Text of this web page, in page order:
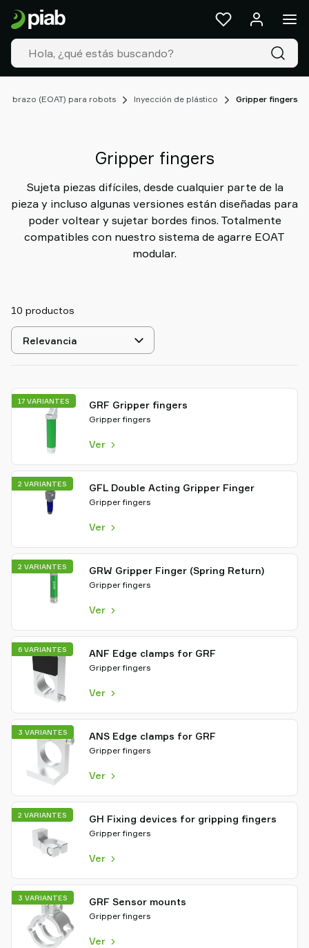
brazo (EOAT) para robots Inyección de plástico Gripper fingers
Gripper fingers
Sujeta piezas difíciles, desde cualquier parte de la
pieza y incluso algunas versiones están diseñadas para
poder voltear y sujetar bordes finos. Totalmente
compatibles con nuestro sistema de agarre EOAT
modular.
10 productos
Seleccionar
ordenamiento
GRF Gripper fingers
Gripper fingers
Ver
17 VARIANTES
GFL Double Acting Gripper Finger
Gripper fingers
Ver
2 VARIANTES
GRW Gripper Finger (Spring Return)
Gripper fingers
Ver
2 VARIANTES
ANF Edge clamps for GRF
Gripper fingers
Ver
6 VARIANTES
ANS Edge clamps for GRF
Gripper fingers
Ver
3 VARIANTES
GH Fixing devices for gripping fingers
Gripper fingers
Ver
2 VARIANTES
GRF Sensor mounts
Gripper fingers
Ver
3 VARIANTES
Productos
&
Soluciones
Industrias
Nuestras
Recursos
Piab
Group
Contacte
con
Old